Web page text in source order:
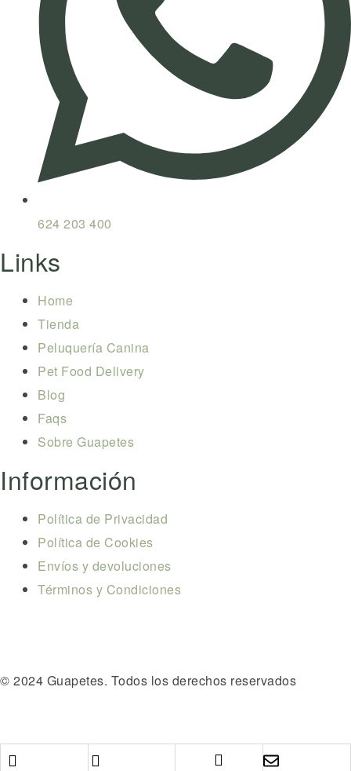
624 203 400
Links
Home
Tienda
Peluquería Canina
Pet Food Delivery
Blog
Faqs
Sobre Guapetes
Información
Política de Privacidad
Política de Cookies
Envíos y devoluciones
Términos y Condiciones
© 2024 Guapetes. Todos los derechos reservados